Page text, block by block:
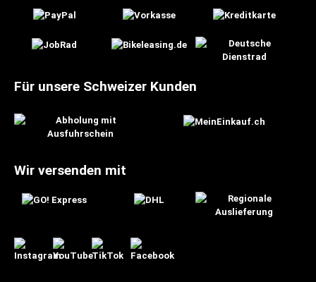
Für unsere Schweizer Kunden
Wir versenden mit